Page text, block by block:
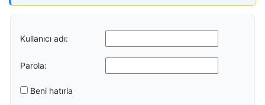
Kullanıcı adı:
Parola:
Beni hatırla